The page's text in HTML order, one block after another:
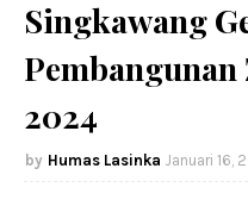
Singkawang
2024
Humas Lasinka Januari 16,